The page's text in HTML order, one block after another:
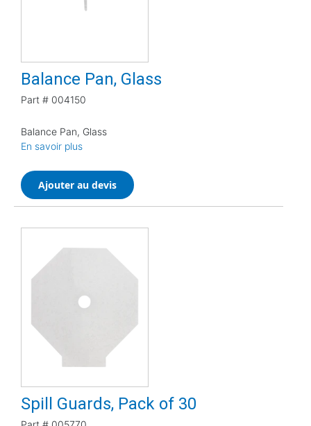
Balance Pan, Glass
Part # 004150
Balance Pan, Glass
En savoir plus
Ajouter au devis
Spill Guards, Pack of 30